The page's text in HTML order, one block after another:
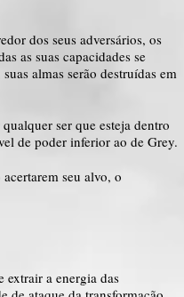
dos seus adversários, os
as suas capacidades se
almas serão destruídas em
ser que esteja dentro
de poder inferior ao de Grey.
seu alvo, o
extrair a energia das